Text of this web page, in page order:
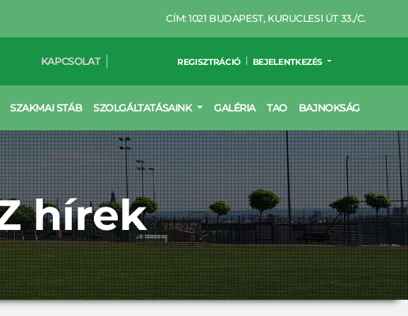
CÍM: 1021 BUDAPEST, KURUCLESI ÚT 33./C.
KAPCSOLAT REGISZTRÁCIÓ BEJELENTKEZÉS
SZAKMAI STÁB SZOLGÁLTATÁSAINK GALÉRIA TAO BAJNOKSÁG
hírek